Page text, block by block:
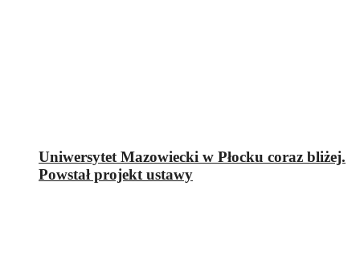
Uniwersytet Mazowiecki w Płocku coraz bliżej.
Powstał projekt ustawy